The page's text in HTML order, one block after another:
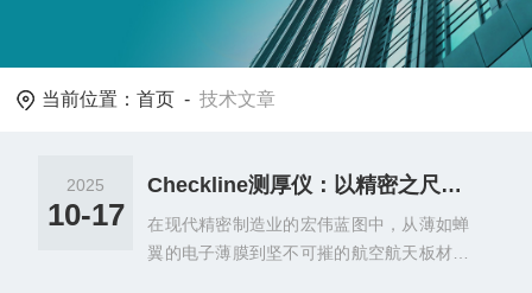
当前位置：首页 -技术文章
2025
10-17
Checkline测厚仪：以精密之尺，丈量工业品质的厚度
在现代精密制造业的宏伟蓝图中，从薄如蝉
翼的电子薄膜到坚不可摧的航空航天板材，